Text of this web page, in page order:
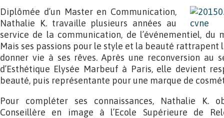
Diplômée d’un Master en Communication,
Nathalie K. travaille plusieurs années au
service de la communication, de l’événementiel,
Mais ses passions pour le style et la beauté rattrapent
donner vie à ses rêves. Après une reconversion au
d’Esthétique Elysée Marbeuf à Paris, elle devient
beauté, puis représentante pour une marque de
Pour compléter ses connaissances, Nathalie K.
Conseillère en image à l’Ecole Supérieure de